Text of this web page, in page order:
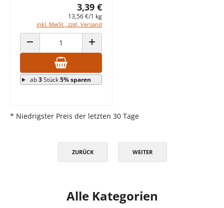
3,39 €
13,56 €/1 kg
inkl. MwSt., zzgl. Versand
ANZAHL VERRINGERN ANZAHL ERHÖHEN
ab3Stück5% sparen
* Niedrigster Preis der letzten 30 Tage
ZURÜCK WEITER
Alle Kategorien